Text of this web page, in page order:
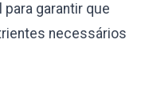
garantir que
necessários